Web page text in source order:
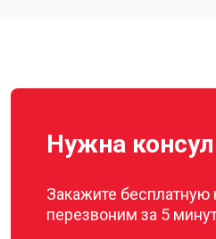
Нужна
Закажите бесплатную
перезвоним за 5